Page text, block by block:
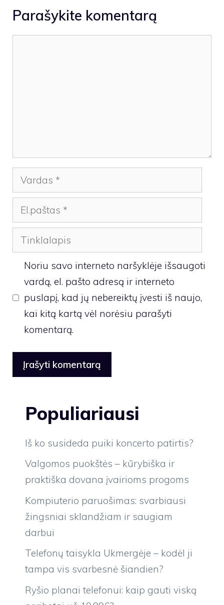
Parašykite komentarą
Vardas
El.paštas
Tinklalapis
Noriu savo interneto naršyklėje išsaugoti
vardą, el. pašto adresą ir interneto
puslapį, kad jų nebereiktų įvesti iš naujo,
kai kitą kartą vėl norėsiu parašyti
komentarą.
Populiariausi
Iš ko susideda puiki koncerto patirtis?
Valgomos puokštės – kūrybiška ir
praktiška dovana įvairioms progoms
Kompiuterio paruošimas: svarbiausi
žingsniai sklandžiam ir saugiam
darbui
Telefonų taisykla Ukmergėje – kodėl ji
tampa vis svarbesnė šiandien?
Ryšio planai telefonui: kaip gauti viską